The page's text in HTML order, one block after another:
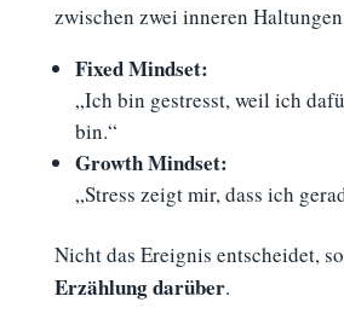
zwischen zwei inneren
Fixed Mindset:
„Ich bin gestresst, weil ich
bin.“
Growth Mindset:
„Stress zeigt mir, dass ich
Nicht das Ereignis entscheidet,
Erzählung darüber.